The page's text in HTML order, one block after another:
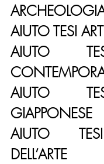
AIUTO TESI
AIUTO
AIUTO
GIAPPONESE
AIUTO
DELL’ARTE